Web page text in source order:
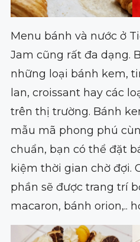
Menu bánh và nước ở
Jam cũng rất đa dạng.
những loại bánh kem,
lan, croissant hay các
trên thị trường. Bánh
mẫu mã phong phú
chuẩn, bạn có thể đặt
kiệm thời gian chờ đợi.
phần sẽ được trang trí
macaron, bánh orion,..